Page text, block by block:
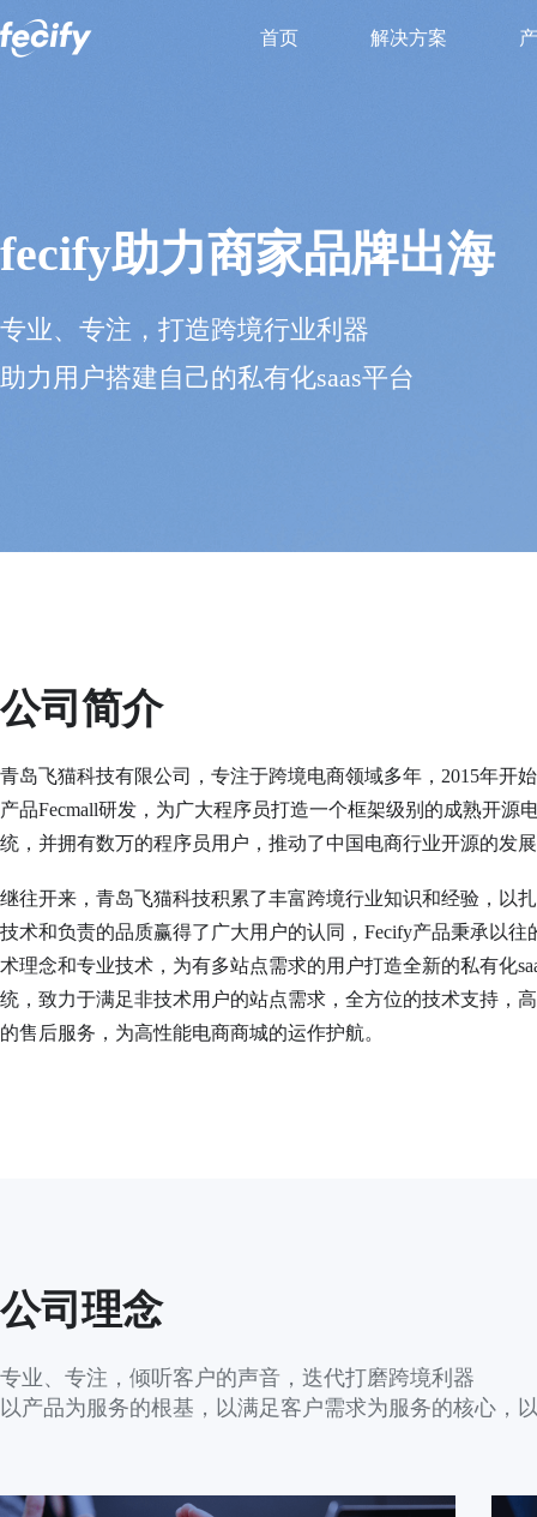
首页 解决方案
私有化部署到自己服务器，支持B2C独立站SaaS无限开
模式收店铺年费的新盈利模式
私有化部署跨境saas独立站无限开，支持多语言多货币
stripe等十几种支付方式，支持服务商入驻商家授权年费
帮助开发者快速上手 Fecify，涵盖安装部署、核心功能介
法以及使用示例，提供清晰的入门指引和实践参考。
AI 龙虾 Skill 智能体平台
打造新一代 AI 智能建站平台，全面支持龙虾 Skill 等智能
fecify助力商家品牌出海
专业、专注，打造跨境行业利器
助力用户搭建自己的私有化saas平台
公司简介
青岛飞猫科技有限公司，专注于跨境电商领域多年，2015年开
产品Fecmall研发，为广大程序员打造一个框架级别的成熟开源
统，并拥有数万的程序员用户，推动了中国电商行业开源的发
继往开来，青岛飞猫科技积累了丰富跨境行业知识和经验，以
技术和负责的品质赢得了广大用户的认同，Fecify产品秉承以往
术理念和专业技术，为有多站点需求的用户打造全新的私有化
统，致力于满足非技术用户的站点需求，全方位的技术支持，
的售后服务，为高性能电商商城的运作护航。
公司理念
专业、专注，倾听客户的声音，迭代打磨跨境利器
以产品为服务的根基，以满足客户需求为服务的核心，